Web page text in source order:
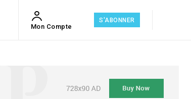
Mon Compte
S'ABONNER